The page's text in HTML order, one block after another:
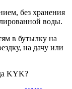
без хранения
воды.
в бутылку на
на дачу или
KYK?